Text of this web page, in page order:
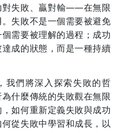
失敗、贏對輸——在無限
失敗不是一個需要被避免
需要被理解的過程；成功
成的狀態，而是一種持續
我們將深入探索失敗的哲
什麼傳統的失敗觀在無限
如何重新定義失敗與成功
從失敗中學習和成長，以